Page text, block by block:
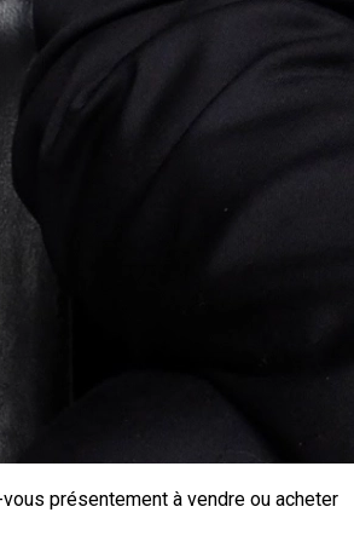
présentement à vendre ou acheter